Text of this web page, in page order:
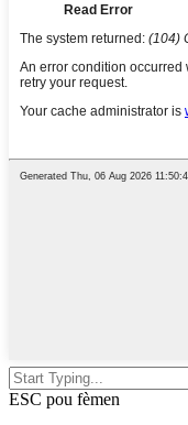
ESC pou fèmen